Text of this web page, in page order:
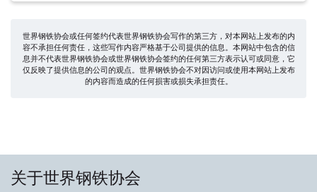
世界钢铁协会或任何签约代表世界钢铁协会写作的第三方，对本网站上发布的内
容不承担任何责任，这些写作内容严格基于公司提供的信息。本网站中包含的信
息并不代表世界钢铁协会或世界钢铁协会签约的任何第三方表示认可或同意，它
仅反映了提供信息的公司的观点。世界钢铁协会不对因访问或使用本网站上发布
的内容而造成的任何损害或损失承担责任。
关于世界钢铁协会